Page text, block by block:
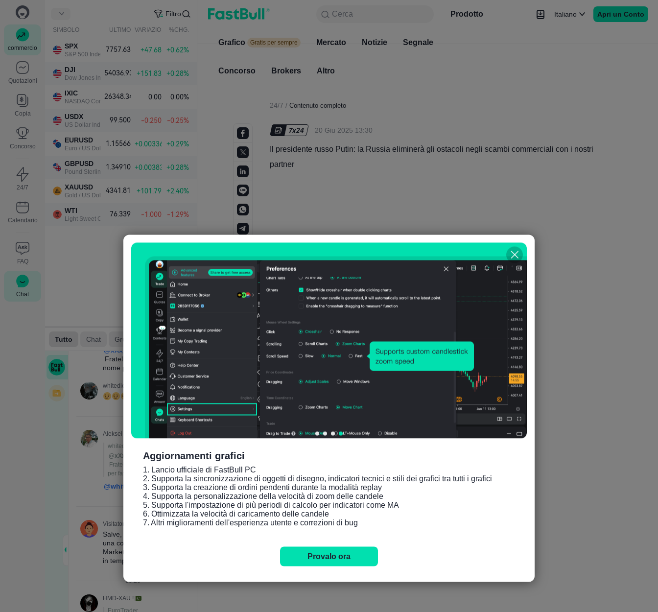
commercio
Quotazioni
Copia
Concorso
24/7
Calendario
FAQ
Chat
Filtro
SIMBOLO ULTIMO VARIAZIONE NETTA.
%CHG.
SPX
S&P 500 Index
7757.63 +47.68 +0.62%
DJI
Dow Jones Industrial Average
54036.93 +151.83 +0.28%
IXIC
NASDAQ Composite Index
26348.34 0.00 0.00%
USDX
US Dollar Index
99.500 -0.250 -0.25%
EURUSD
Euro / US Dollar
1.15566 +0.00336 +0.29%
GBPUSD
Pound Sterling / US Dollar
1.34910 +0.00383 +0.28%
XAUUSD
Gold / US Dollar
4341.81 +101.79 +2.40%
WTI
Light Sweet Crude Oil
76.339 -1.000 -1.29%
Cerca Prodotto
Grafico Gratis per sempre Mercato
Italiano Apri un Conto
Cerca
Prodotto
Grafico Gratis per sempre Mercato Notizie Segnale
Concorso Brokers Altro
24/7 / Contenuto completo
20 Giu 2025 13:30
Il presidente russo Putin: la Russia eliminerà gli ostacoli negli scambi commerciali con i nostri
partner
Aggiornamenti grafici
1. Lancio ufficiale di FastBull PC
2. Supporta la sincronizzazione di oggetti di disegno, indicatori tecnici e stili dei grafici tra tutti i grafici
3. Supporta la creazione di ordini pendenti durante la modalità replay
4. Supporta la personalizzazione della velocità di zoom delle candele
5. Supporta l'impostazione di più periodi di calcolo per indicatori come MA
6. Ottimizzata la velocità di caricamento delle candele
7. Altri miglioramenti dell'esperienza utente e correzioni di bug
Provalo ora